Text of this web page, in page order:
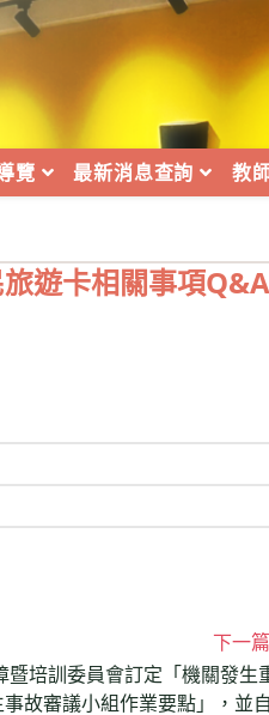
覽 最新消息查詢 教
遊卡相關事項
下一
暨培訓委員會訂定「機關發生
故審議小組作業要點」，並